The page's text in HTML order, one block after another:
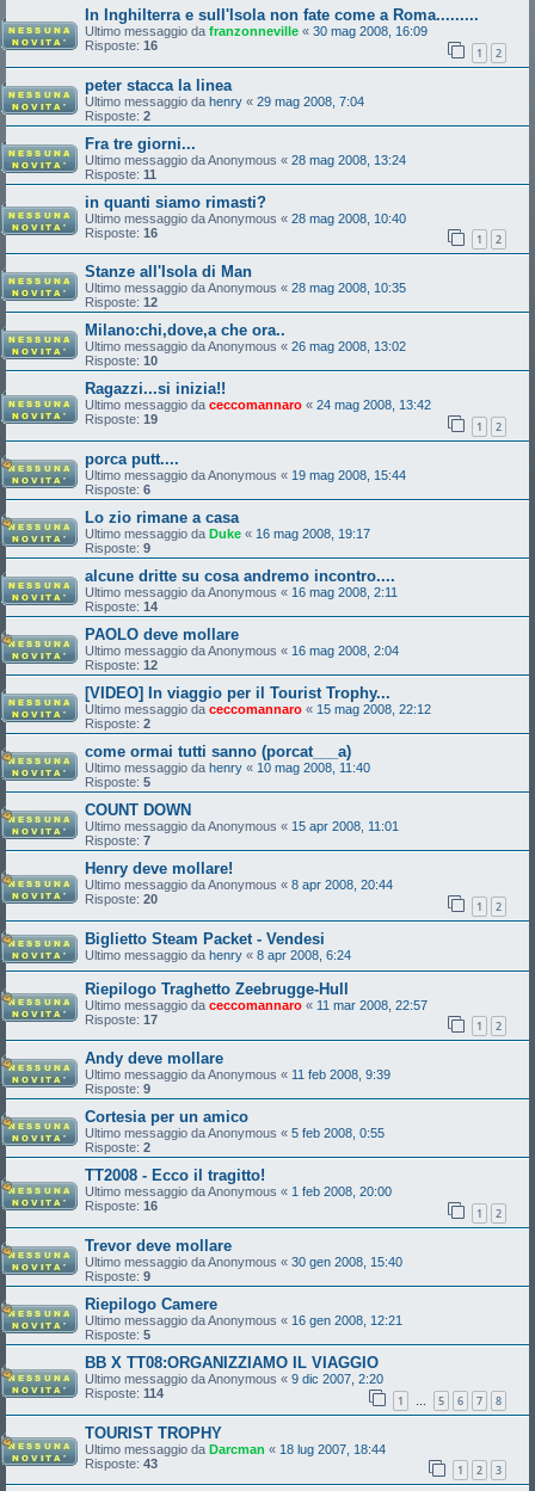
In Inghilterra e sull'Isola non fate come a Roma.........
Ultimo messaggio da franzonneville « 30 mag 2008, 16:09
Risposte: 16 1 2
peter stacca la linea
Ultimo messaggio da henry « 29 mag 2008, 7:04
Risposte: 2
Fra tre giorni...
Ultimo messaggio daAnonymous « 28 mag 2008, 13:24
Risposte: 11
in quanti siamo rimasti?
Ultimo messaggio daAnonymous « 28 mag 2008, 10:40
Risposte: 16 1 2
Stanze all'Isola di Man
Ultimo messaggio daAnonymous « 28 mag 2008, 10:35
Risposte: 12
Milano:chi,dove,a che ora..
Ultimo messaggio daAnonymous « 26 mag 2008, 13:02
Risposte: 10
Ragazzi...si inizia!!
Ultimo messaggio da ceccomannaro « 24 mag 2008, 13:42
Risposte: 19 1 2
porca putt....
Ultimo messaggio daAnonymous « 19 mag 2008, 15:44
Risposte: 6
Lo zio rimane a casa
Ultimo messaggio da Duke « 16 mag 2008, 19:17
Risposte: 9
alcune dritte su cosa andremo incontro....
Ultimo messaggio daAnonymous « 16 mag 2008, 2:11
Risposte: 14
PAOLO deve mollare
Ultimo messaggio daAnonymous « 16 mag 2008, 2:04
Risposte: 12
[VIDEO] In viaggio per il Tourist Trophy...
Ultimo messaggio da ceccomannaro « 15 mag 2008, 22:12
Risposte: 2
come ormai tutti sanno (porcat___a)
Ultimo messaggio da henry « 10 mag 2008, 11:40
Risposte: 5
COUNT DOWN
Ultimo messaggio daAnonymous « 15 apr 2008, 11:01
Risposte: 7
Henry deve mollare!
Ultimo messaggio daAnonymous « 8 apr 2008, 20:44
Risposte: 20 1 2
Biglietto Steam Packet - Vendesi
Ultimo messaggio da henry « 8 apr 2008, 6:24
Riepilogo Traghetto Zeebrugge-Hull
Ultimo messaggio da ceccomannaro « 11 mar 2008, 22:57
Risposte: 17 1 2
Andy deve mollare
Ultimo messaggio daAnonymous « 11 feb 2008, 9:39
Risposte: 9
Cortesia per un amico
Ultimo messaggio daAnonymous « 5 feb 2008, 0:55
Risposte: 2
TT2008 - Ecco il tragitto!
Ultimo messaggio daAnonymous « 1 feb 2008, 20:00
Risposte: 16 1 2
Trevor deve mollare
Ultimo messaggio daAnonymous « 30 gen 2008, 15:40
Risposte: 9
Riepilogo Camere
Ultimo messaggio daAnonymous « 16 gen 2008, 12:21
Risposte: 5
BB X TT08:ORGANIZZIAMO IL VIAGGIO
Ultimo messaggio daAnonymous « 9 dic 2007, 2:20
Risposte: 114 1 … 5 6 7 8
TOURIST TROPHY
Ultimo messaggio da Darcman « 18 lug 2007, 18:44
Risposte: 43 1 2 3